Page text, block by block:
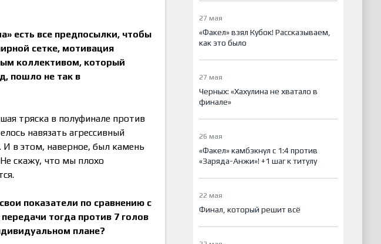
» есть все предпосылки, чтобы
сетке, мотивация
коллективом, который
пошло не так в
тряска в полуфинале против
навязать агрессивный
И в этом, наверное, был камень
скажу, что мы плохо
показатели по сравнению с
тогда против 7 голов
плане?
27 мая
«Факел» взял Кубок! Рассказываем,
как это было
27 мая
Черных: «Хахулина не хватало в
финале»
26 мая
«Факел» камбэкнул с 1:4 против
«Заряда-Анжи»! +1 шаг к титулу
22 мая
Финал, который решит всё